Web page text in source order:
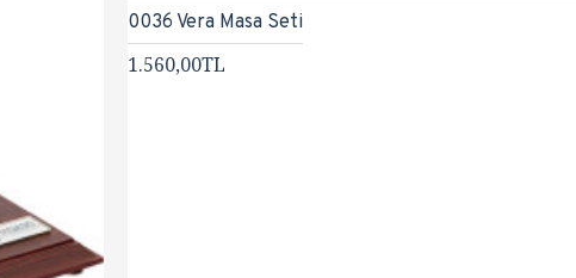
0036 Vera Masa Seti
1.560,00TL